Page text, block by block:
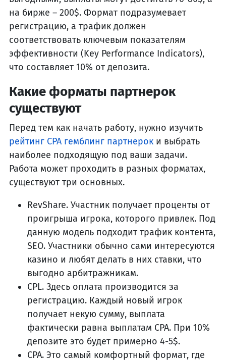
на бирже – 200$. Формат подразумевает
регистрацию, а трафик должен
соответствовать ключевым показателям
эффективности (Key Performance Indicators),
что составляет 10% от депозита.
Какие форматы партнерок
существуют
Перед тем как начать работу, нужно изучить
рейтинг CPA гемблинг партнерок и выбрать
наиболее подходящую под ваши задачи.
Работа может проходить в разных форматах,
существуют три основных.
RevShare. Участник получает проценты от
проигрыша игрока, которого привлек. Под
данную модель подходит трафик контента,
SEO. Участники обычно сами интересуются
казино и любят делать в них ставки, что
выгодно арбитражникам.
CPL. Здесь оплата производится за
регистрацию. Каждый новый игрок
получает некую сумму, выплата
фактически равна выплатам CPA. При 10%
депозите это будет примерно 4-5$.
CPA. Это самый комфортный формат, где